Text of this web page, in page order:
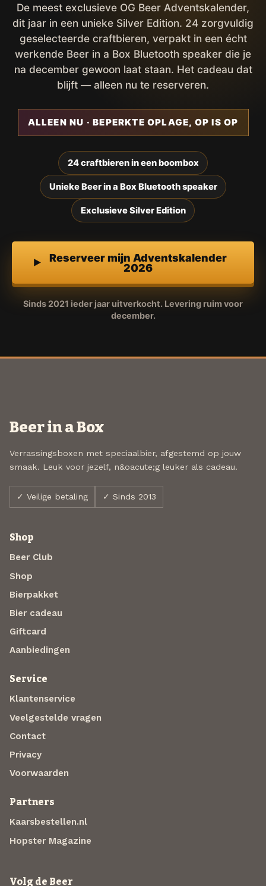
De meest exclusieve OG Beer Adventskalender,
dit jaar in een unieke Silver Edition. 24 zorgvuldig
geselecteerde craftbieren, verpakt in een écht
werkende Beer in a Box Bluetooth speaker die je
na december gewoon laat staan. Het cadeau dat
blijft — alleen nu te reserveren.
ALLEEN NU · BEPERKTE OPLAGE, OP IS OP
24 craftbieren in een boombox
Unieke Beer in a Box Bluetooth speaker
Exclusieve Silver Edition
Reserveer mijn Adventskalender
2026
Sinds 2021 ieder jaar uitverkocht. Levering ruim voor
december.
Beer in a Box
Verrassingsboxen met speciaalbier, afgestemd op jouw
smaak. Leuk voor jezelf, n&oacute;g leuker als cadeau.
✓ Veilige betaling ✓ Sinds 2013
Shop
Beer Club
Shop
Bierpakket
Bier cadeau
Giftcard
Aanbiedingen
Service
Klantenservice
Veelgestelde vragen
Contact
Privacy
Voorwaarden
Partners
Kaarsbestellen.nl
Hopster Magazine
Volg de Beer